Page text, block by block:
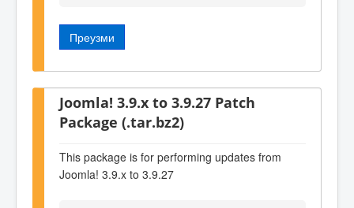
Преузми
Joomla! 3.9.x to 3.9.27 Patch
Package (.tar.bz2)
This package is for performing updates from
Joomla! 3.9.x to 3.9.27